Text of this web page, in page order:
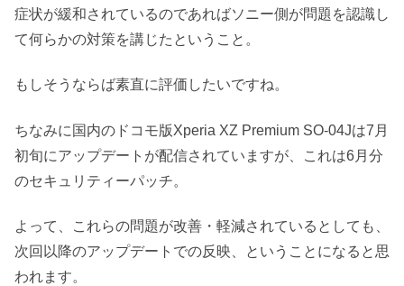
症状が緩和されているのであればソニー側が問題を認識し
て何らかの対策を講じたということ。
もしそうならば素直に評価したいですね。
ちなみに国内のドコモ版Xperia XZ Premium SO-04Jは7月
初旬にアップデートが配信されていますが、これは6月分
のセキュリティーパッチ。
よって、これらの問題が改善・軽減されているとしても、
次回以降のアップデートでの反映、ということになると思
われます。